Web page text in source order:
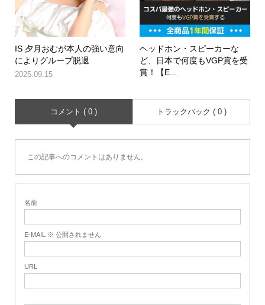
IS 夕月おむが本人の強い意向
によりグループ脱退
2025.09.15
ヘッドホン・スピーカーな
ど、日本で何度もVGP賞を受
賞！【E...
コメント ( 0 ) トラックバック ( 0 )
この記事へのコメントはありません。
名前
E-MAIL ※ 公開されません
URL